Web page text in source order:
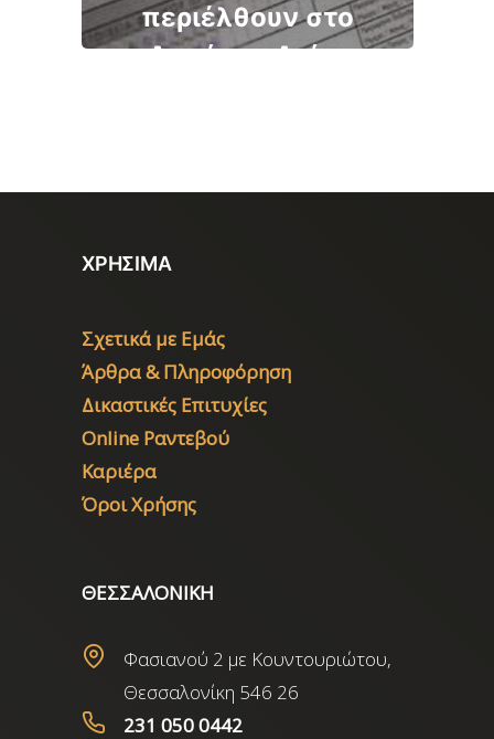
περιέλθουν στο
Δημόσιο. Δείτε
ΧΡΗΣΙΜΑ
Σχετικά με Εμάς
Άρθρα & Πληροφόρηση
Δικαστικές Επιτυχίες
Online Ραντεβού
Καριέρα
Όροι Χρήσης
ΘΕΣΣΑΛΟΝΙΚΗ
Φασιανού 2 με Κουντουριώτου,
Θεσσαλονίκη 546 26
231 050 0442